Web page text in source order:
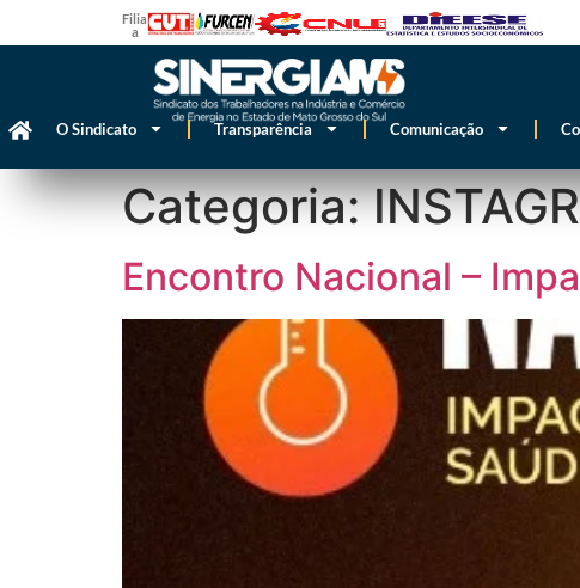
Filiado
a
O Sindicato Transparência Comunicação
Categoria:
Encontro Nacional –